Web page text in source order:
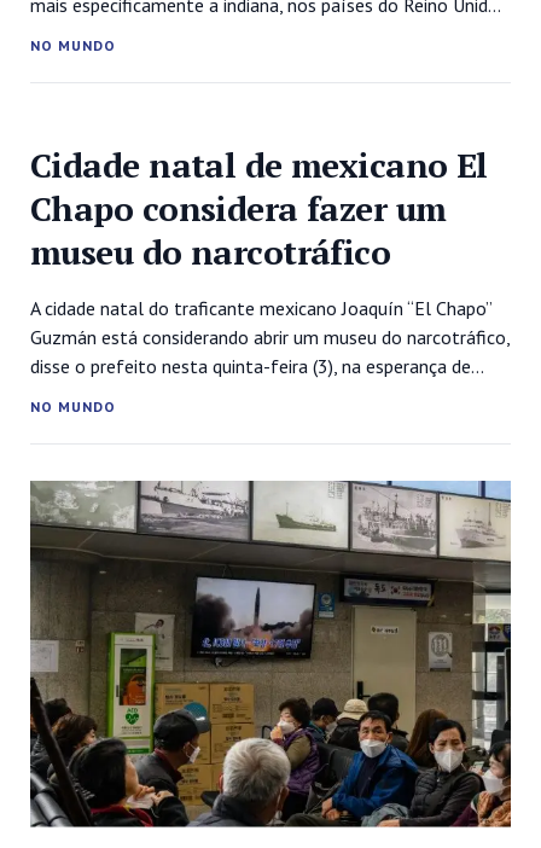
décadas contra o racismo e o preconceito –assuntos que
NO MUNDO
Cidade natal de mexicano El
Chapo considera fazer um
museu do narcotráfico
A cidade natal do traficante mexicano Joaquín “El Chapo”
Guzmán está considerando abrir um museu do narcotráfico,
disse o prefeito nesta quinta-feira (3), na esperança de
poderia contar as histórias de vários líderes do tráfico de
drogas que...
NO MUNDO